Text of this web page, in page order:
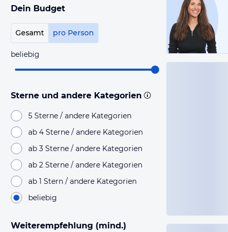
Dein Budget
Gesamt pro Person
beliebig
Sterne und andere Kategorien
5 Sterne / andere Kategorien
ab 4 Sterne / andere Kategorien
ab 3 Sterne / andere Kategorien
ab 2 Sterne / andere Kategorien
ab 1 Stern / andere Kategorien
beliebig
Weiterempfehlung (mind.)